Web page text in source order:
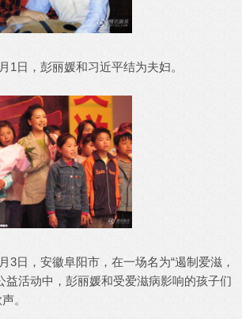
日，彭丽媛和习近平结为夫妇。
，安徽阜阳市，在一场名为“遏制爱滋，
益活动中，彭丽媛和受爱滋病影响的孩子们
。